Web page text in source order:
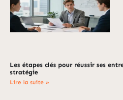
Les étapes clés pour réussir ses
stratégie
Lire la suite »